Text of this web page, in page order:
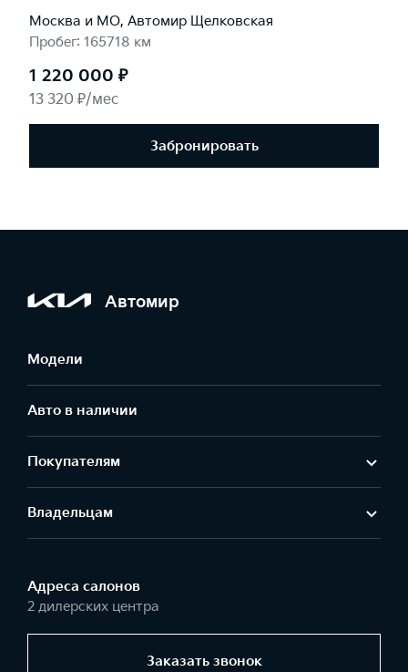
Москва и МО, Автомир Щелковская
Пробег: 165718 км
1 220 000 ₽
13 320 ₽/мес
Забронировать
Автомир
Модели
Авто в наличии
Покупателям
Владельцам
Адреса салонов
2 дилерских центра
Заказать звонок